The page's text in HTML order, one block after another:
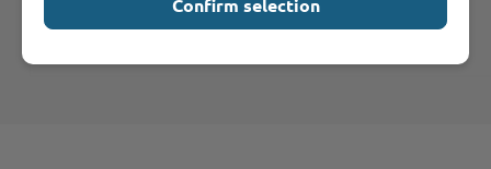
Die Wohnpflegeaufsicht gehört zum
Fachdienst Öffentliche Sicherheit